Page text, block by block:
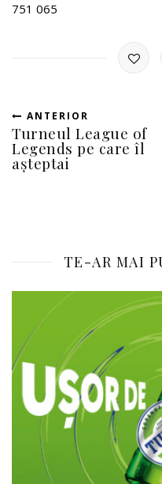
751 065
ANTERIOR
Turneul League of
Legends pe care îl
așteptai
TE-AR MAI